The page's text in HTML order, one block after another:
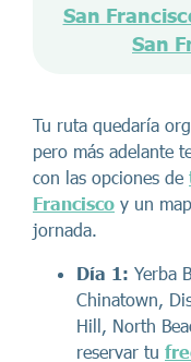
San
San
Tu ruta quedaría
pero más adelante
con las opciones de
Francisco y un
jornada.
Día 1: Yerba
Chinatown,
Hill, North
reservar tu